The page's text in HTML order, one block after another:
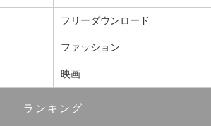
フリーダウンロード
ファッション
映画
ランキング